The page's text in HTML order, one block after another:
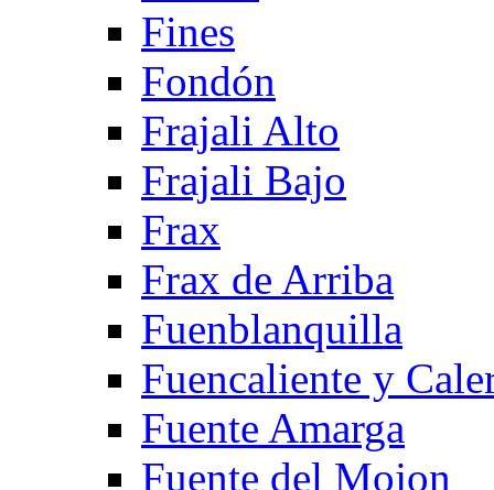
Fines
Fondón
Frajali Alto
Frajali Bajo
Frax
Frax de Arriba
Fuenblanquilla
Fuencaliente y
Fuente Amarga
Fuente del Mojon